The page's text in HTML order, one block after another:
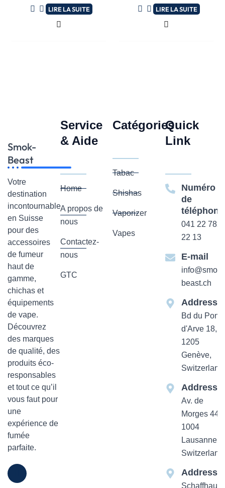
sur
5
LIRE LA SUITE
sur
5
LIRE LA SUITE
Smok-
Beast
Votre
destination
incontournable
en Suisse
pour des
accessoires
de fumeur
haut de
gamme,
chichas et
équipements
de vape.
Découvrez
des marques
de qualité, des
produits éco-
responsables
et tout ce qu’il
vous faut pour
une
expérience de
fumée
parfaite.
Service
& Aide
Home
A propos de
nous
Contactez-
nous
GTC
Catégories
Tabac
Shishas
Vaporizer
Vapes
Quick
Link
Numéro
de
téléphone
041 22 782
22 13
E-mail
info@smok-
beast.ch
Addresse
Bd du Pont-
d'Arve 18,
1205
Genève,
Switzerland
Addresse
Av. de
Morges 44
1004
Lausanne,
Switzerland
Addresse